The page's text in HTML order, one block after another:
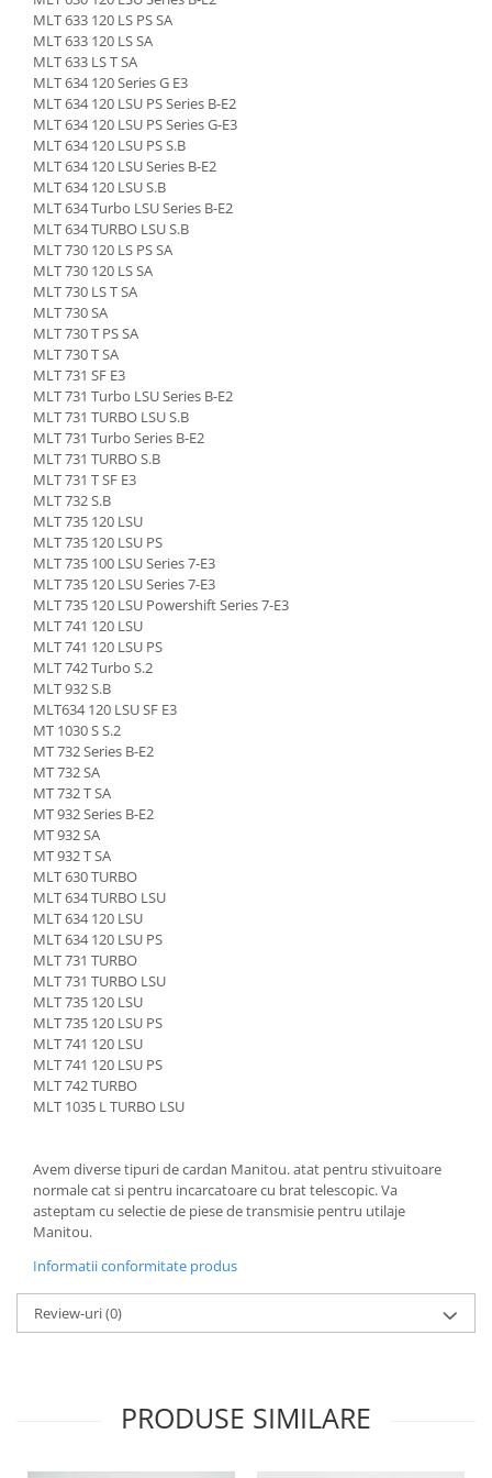
Cabluri si mufe
Mufe si pini
Piese contact
Contactor 12V
Contactoare 24V
Contactoare 48V
Motoare electrice
Placa electronica
Contact general - Ciuperca
Pedala
Sigurante
Becuri indicatoare
Limitatori
Potentiometre
Senzori de unghi
Bobina solenoid
Bobina 24V
Senzor presiune ulei
Senzori temperatura ulei
Senzori suprasarcina
Senzori proximitate
Senzori de viteza
Senzori stabilizare
Senzori de viraj
Senzori de inclinatie
Senzor temperatura apa
Burduf pentru intrerupator
Contact 2 pozitii
Contact 3 pozitii
Contact 4 pozitii
Butoane
Selector 2 pozitii
Selector 3 pozitii
Intrerupator basculant 2 pozitii
Intrerupator 3 pozitii
Relee 12V
Relee 24V
Modul electronic
Faruri fata
Orometru
Microintrerupator
Senzori utilaje
Electrovalva - electroventil - electro
valva
Bobina 12V
Lampi semnalizare
Piese Schaeff
Piese Putzmeister
Piese Mitsubishi
Piese Matbro
Piese Lindner
Piese Kramer
Piese Kaiser
Piese Jacobsen
Piese Ingersoll Rand
Piese Hanomag
Piese Hamm
Piese Goldoni
Piese Furukawa
Piese Ford
Piese Ferrari
Piese Faun
Piese Dynapack
Piese Compair
Piese Cesab
Piese Case Construction
Piese Case Poclain
Piese Bomag
Piese Bobard
Piese Barthoud
Piese Baretta
Piese Benford
Piese Benati
Piese Belarus
Piese Baumann
Piese Barford
Piese Antonio Carraro
Piese Ammann
Piese Ahlmann
Piese Aebi
Piese SDMO
Piese Doosan Daewoo
Piese Agritalia - Carraro
Piese Doppstadt
Piese Fai
Piese Laupetre
MLT 633 120 LS PS SA
MLT 633 120 LS SA
MLT 633 LS T SA
MLT 634 120 Series G E3
MLT 634 120 LSU PS Series B-E2
MLT 634 120 LSU PS Series G-E3
MLT 634 120 LSU PS S.B
MLT 634 120 LSU Series B-E2
MLT 634 120 LSU S.B
MLT 634 Turbo LSU Series B-E2
MLT 634 TURBO LSU S.B
MLT 730 120 LS PS SA
MLT 730 120 LS SA
MLT 730 LS T SA
MLT 730 SA
MLT 730 T PS SA
MLT 730 T SA
MLT 731 SF E3
MLT 731 Turbo LSU Series B-E2
MLT 731 TURBO LSU S.B
MLT 731 Turbo Series B-E2
MLT 731 TURBO S.B
MLT 731 T SF E3
MLT 732 S.B
MLT 735 120 LSU
MLT 735 120 LSU PS
MLT 735 100 LSU Series 7-E3
MLT 735 120 LSU Series 7-E3
MLT 735 120 LSU Powershift Series 7-E3
MLT 741 120 LSU
MLT 741 120 LSU PS
MLT 742 Turbo S.2
MLT 932 S.B
MLT634 120 LSU SF E3
MT 1030 S S.2
MT 732 Series B-E2
MT 732 SA
MT 732 T SA
MT 932 Series B-E2
MT 932 SA
MT 932 T SA
MLT 630 TURBO
MLT 634 TURBO LSU
MLT 634 120 LSU
MLT 634 120 LSU PS
MLT 731 TURBO
MLT 731 TURBO LSU
MLT 735 120 LSU
MLT 735 120 LSU PS
MLT 741 120 LSU
MLT 741 120 LSU PS
MLT 742 TURBO
MLT 1035 L TURBO LSU
Avem diverse tipuri de cardan Manitou. atat pentru stivuitoare
normale cat si pentru incarcatoare cu brat telescopic. Va
asteptam cu selectie de piese de transmisie pentru utilaje
Manitou.
Informatii conformitate produs
Review-uri(0)
PRODUSE SIMILARE